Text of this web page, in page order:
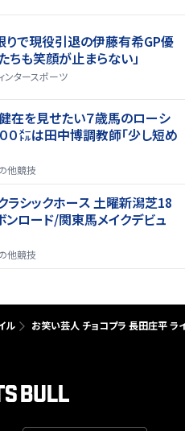
りで現役引退の伊藤有希GP優
ちも笑顔が止まらない」
ンタースポーツ
在を見せたい７歳馬のローシ
０㍍は田中博調教師「少し短め
他競技
ラシックホース 土曜新潟芝18
ロード/関東馬メイクデビュ
他競技
ル お笑い芸人 チョコプラ 長田庄平 ラ